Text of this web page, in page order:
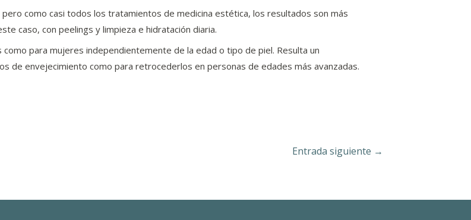
como casi todos los tratamientos de medicina estética, los resultados son más
caso, con peelings y limpieza e hidratación diaria.
para mujeres independientemente de la edad o tipo de piel. Resulta un
de envejecimiento como para retrocederlos en personas de edades más avanzadas.
Entrada siguiente →